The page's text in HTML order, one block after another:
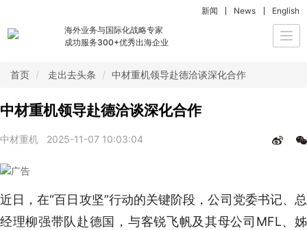
海外业务与国际化战略专家
成功服务300+优秀出海企业
新闻 News English
首页 走出去头条 中材重机领导赴德洽谈深化合作
中材重机领导赴德洽谈深化合作
中材重机 2025-11-07 10:03:04
近日，在“百日攻坚”行动的关键阶段，公司党委书记、总
经理柳强带队赴德国，与客锐飞帆及其母公司MFL、姊